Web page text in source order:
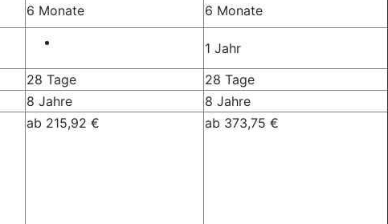
6 Monate
6 Monate
1 Jahr
28 Tage
28 Tage
8 Jahre
8 Jahre
ab 215,92 € ab 373,75 €